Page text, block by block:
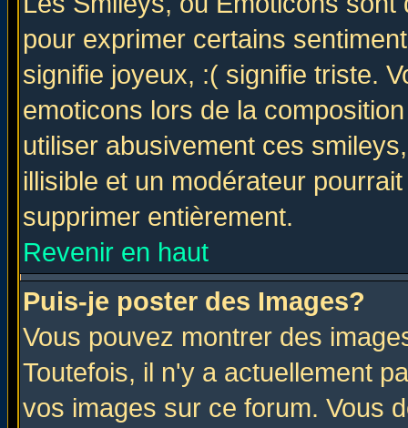
pour exprimer certains
signifie joyeux, :( signifie triste.
emoticons lors de la
utiliser abusivement ces
illisible et un modérateur
supprimer entièrement.
Revenir en haut
Puis-je poster des Images?
Vous pouvez montrer des
Toutefois, il n'y a actuellement
vos images sur ce forum. Vous